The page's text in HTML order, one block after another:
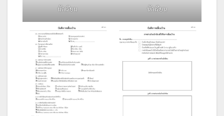
นักเรียน
นักเรียน